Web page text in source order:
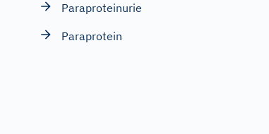
Paraproteinurie
Paraprotein